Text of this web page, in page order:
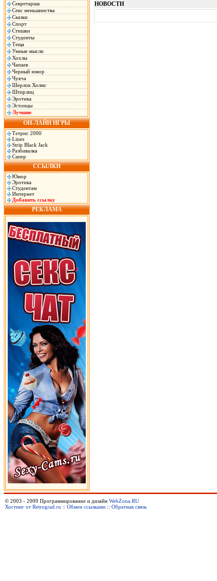
Секретарша
Секс меньшинства
Сказки
Спорт
Стишки
Студенты
Теща
Умные мысли
Хохлы
Чапаев
Черный юмор
Чукча
Шерлок Холмс
Штирлиц
Эротика
Эстонцы
Лучшие
ОН-ЛАЙН ИГРЫ
Тетрис 2000
Lines
Strip Black Jack
Разбивалка
Сапер
ССЫЛКИ
Юмор
Эротика
Студентам
Интернет
Добавить ссылку
РЕКЛАМА
НОВОСТИ
© 2003 - 2009 Программирование и дизайн WebZona.RU
Хостинг от Retrograd.ru :: Обмен ссылками :: Обратная связь